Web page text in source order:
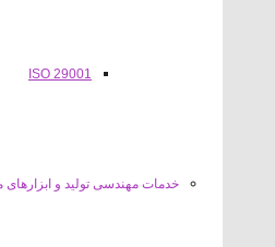
ISO 29001
خدمات مهندسی تولید و